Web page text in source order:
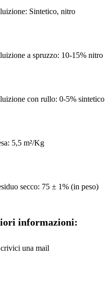
Sintetico, nitro
a spruzzo: 10-15% nitro
con rullo: 0-5% sintetico
5,5 m²/Kg
secco: 75 ± 1% (in peso)
informazioni:
una mail